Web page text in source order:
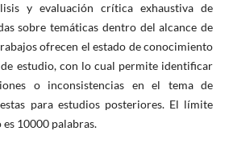
y evaluación crítica exhaustiva de
sobre temáticas dentro del alcance de
ofrecen el estado de conocimiento
estudio, con lo cual permite identificar
o inconsistencias en el tema de
para estudios posteriores. El límite
10000 palabras.